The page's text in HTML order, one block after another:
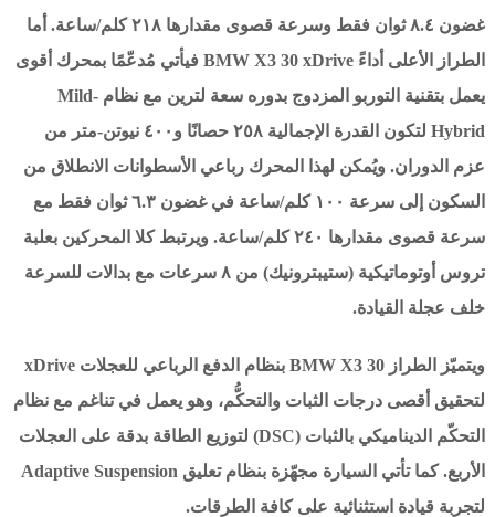
غضون ٨.٤ ثوان فقط وسرعة قصوى مقدارها ٢١٨ كلم/ساعة. أما
الطراز الأعلى أداءً BMW X3 30 xDrive فيأتي مُدعّمًا بمحرك أقوى
يعمل بتقنية التوربو المزدوج بدوره سعة لترين مع نظام Mild-
Hybrid لتكون القدرة الإجمالية ٢٥٨ حصانًا و٤٠٠ نيوتن-متر من
عزم الدوران. ويُمكن لهذا المحرك رباعي الأسطوانات الانطلاق من
السكون إلى سرعة ١٠٠ كلم/ساعة في غضون ٦.٣ ثوان فقط مع
سرعة قصوى مقدارها ٢٤٠ كلم/ساعة. ويرتبط كلا المحركين بعلبة
تروس أوتوماتيكية (ستيبترونيك) من ٨ سرعات مع بدالات للسرعة
خلف عجلة القيادة.
ويتميّز الطراز BMW X3 30 بنظام الدفع الرباعي للعجلات xDrive
لتحقيق أقصى درجات الثبات والتحكُّم، وهو يعمل في تناغم مع نظام
التحكّم الديناميكي بالثبات (DSC) لتوزيع الطاقة بدقة على العجلات
الأربع. كما تأتي السيارة مجهّزة بنظام تعليق Adaptive Suspension
لتجربة قيادة استثنائية على كافة الطرقات.